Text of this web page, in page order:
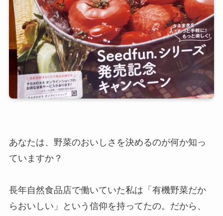
あなたは、野菜のおいしさを決めるのが何か知っ
ていますか？
長年自然食品店で働いていた私は「有機野菜だか
らおいしい」という信仰を持ってたの。だから、